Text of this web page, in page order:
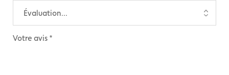
Votre avis*